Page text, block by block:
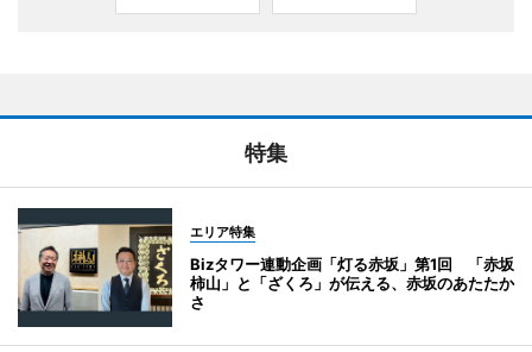
特集
エリア特集
Bizタワー連動企画「灯る赤坂」第1回 「赤坂
柿山」と「ざくろ」が伝える、赤坂のあたたか
さ